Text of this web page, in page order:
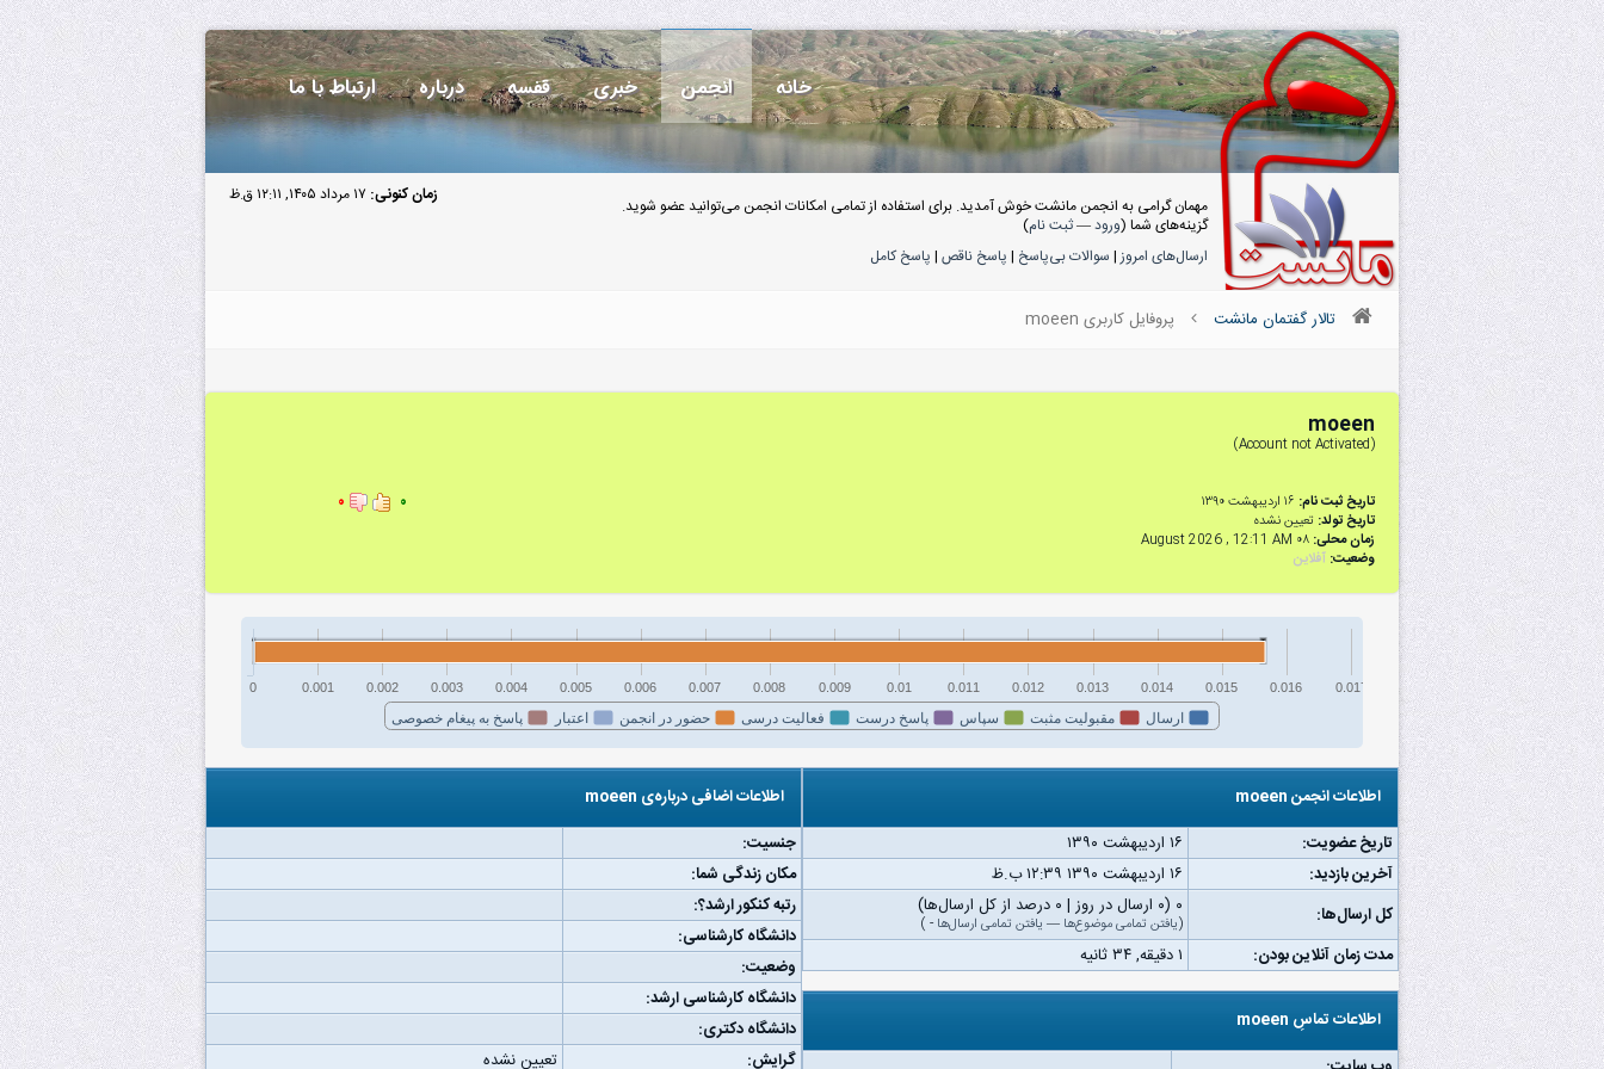
خانه انجمن خبری قفسه درباره ارتباط با ما
زمان کنونی: ۱۷ مرداد ۱۴۰۵, ۱۲:۱۱ ق.ظ
مهمان گرامی به انجمن مانشت خوش آمدید. برای استفاده از تمامی امکانات انجمن می‌توانید عضو شوید.
گزینه‌های شما (ورود—ثبت نام)
ارسال‌های امروز| سوالات بی‌پاسخ | پاسخ ناقص | پاسخ کامل
تالار گفتمان مانشت پروفایل کاربری moeen
moeen
(Account not Activated)
تاریخ ثبت نام: ۱۶ اردیبهشت ۱۳۹۰
تاریخ تولد: تعیین نشده
زمان محلی: ۰۸ August 2026 , 12:11 AM
وضعیت: آفلاین
۰ ۰
ارسال مقبولیت مثبت سپاس پاسخ درست فعالیت درسی حضور در انجمن اعتبار پاسخ به پیغام خصوصی
0 0.001 0.002 0.003 0.004 0.005 0.006 0.007 0.008 0.009 0.01 0.011 0.012 0.013 0.014 0.015 0.016 0.017
اطلاعات انجمن moeen
تاریخ عضویت:
۱۶ اردیبهشت ۱۳۹۰
آخرین بازدید:
۱۶ اردیبهشت ۱۳۹۰ ۱۲:۳۹ ب.ظ
کل ارسال‌ها:
۰ (۰ ارسال در روز | ۰ درصد از کل ارسال‌ها)
(یافتن تمامی موضوع‌ها — یافتن تمامی ارسال‌ها -
)
مدت زمان آنلاین بودن: ۱ دقیقه, ۳۴ ثانیه
اطلاعات تماسِ moeen
اطلاعات اضافی درباره‌ی moeen
جنسیت:
مکان زندگی شما:
رتبه کنکور ارشد؟:
دانشگاه کارشناسی:
وضعیت:
دانشگاه کارشناسی ارشد:
دانشگاه دکتری:
گرایش:
تعیین نشده